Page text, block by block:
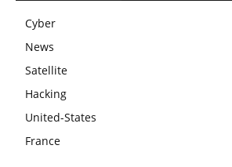
Cyber
News
Satellite
Hacking
United-States
France